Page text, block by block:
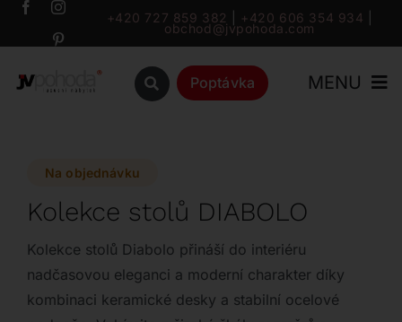
Přeskočit
+420 727 859 382 +420 606 354 934
obchod@jvpohoda.com
Poptávka MENU
Katalog
Značky
Na objednávku
Kolekce stolů DIABOLO
Kolekce stolů Diabolo přináší do interiéru
nadčasovou eleganci a moderní charakter díky
kombinaci keramické desky a stabilní ocelové